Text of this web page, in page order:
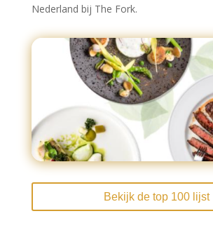
Nederland bij The Fork.
Bekijk de top 100 lijst